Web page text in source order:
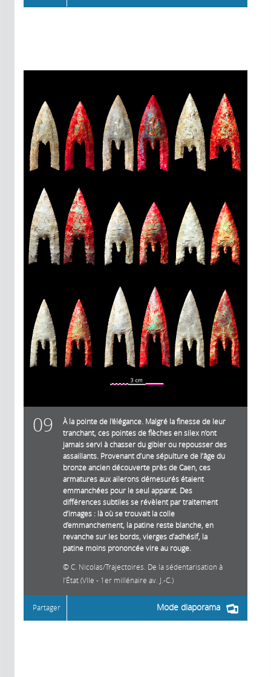
09
À la pointe de l'élégance. Malgré la finesse de leur
tranchant, ces pointes de flèches en silex n’ont
jamais servi à chasser du gibier ou repousser des
assaillants. Provenant d’une sépulture de l’âge du
bronze ancien découverte près de Caen, ces
armatures aux ailerons démesurés étaient
emmanchées pour le seul apparat. Des
différences subtiles se révèlent par traitement
d’images : là où se trouvait la colle
d’emmanchement, la patine reste blanche, en
revanche sur les bords, vierges d’adhésif, la
patine moins prononcée vire au rouge.
C. Nicolas/Trajectoires. De la sédentarisation à
l’État (VIIe - 1er millénaire av. J.-C.)
Mode diaporama
Partager